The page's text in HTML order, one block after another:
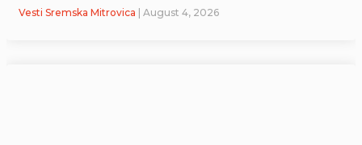
Vesti Sremska Mitrovica | August 4, 2026